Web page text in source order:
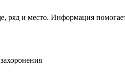
и место. Информация